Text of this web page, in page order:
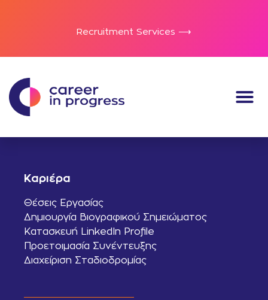
Recruitment Services ⟶
Καριέρα
Θέσεις Εργασίας
Δημιουργία Βιογραφικού Σημειώματος
Κατασκευή LinkedIn Profile
Προετοιμασία Συνέντευξης
Διαχείριση Σταδιοδρομίας